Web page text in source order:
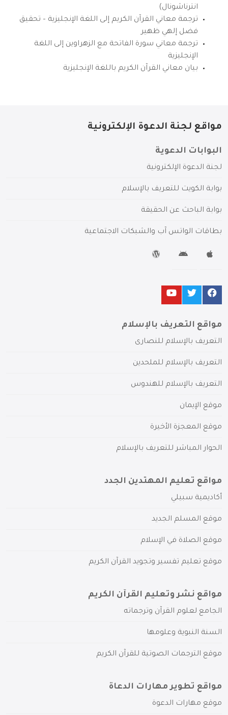
انترناشونال)
ترجمة معاني القرآن الكريم إلى اللغة الإنجليزية – تحقيق
فضل إلهي ظهير
ترجمة معاني سورة الفاتحة مع الزهراوين إلى اللغة
الإنجليزية
بيان معاني القرآن الكريم باللغة الإنجليزية
مواقع لجنة الدعوة الإلكترونية
البوابات الدعوية
لجنة الدعوة الإلكترونية
بوابة الكويت للتعريف بالإسلام
بوابة الباحث عن الحقيقة
بطاقات الواتس آب والشبكات الاجتماعية
مواقع التعريف بالإسلام
التعريف بالإسلام للنصارى
التعريف بالإسلام للملحدين
التعريف بالإسلام للهندوس
موقع الإيمان
موقع المعجزة الأخيرة
الحوار المباشر للتعريف بالإسلام
مواقع تعليم المهتدين الجدد
أكاديمية سبيلي
موقع المسلم الجديد
موقع الصلاة في الإسلام
موقع تعليم تفسير وتجويد القرآن الكريم
مواقع نشر وتعليم القرآن الكريم
الجامع لعلوم القرآن وترجماته
السنة النبوية وعلومها
موقع الترجمات الصوتية للقرآن الكريم
مواقع تطوير مهارات الدعاة
موقع مهارات الدعوة